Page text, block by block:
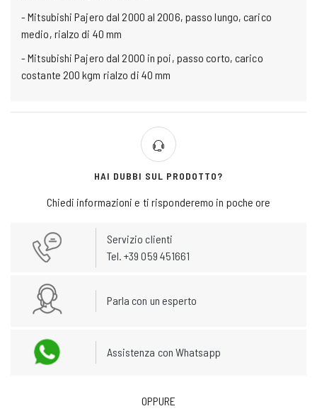
- Mitsubishi Pajero dal 2000 al 2006, passo lungo, carico
medio, rialzo di 40 mm
- Mitsubishi Pajero dal 2000 in poi, passo corto, carico
costante 200 kgm rialzo di 40 mm
HAI DUBBI SUL PRODOTTO?
Chiedi informazioni e ti risponderemo in poche ore
Servizio clienti
Tel. +39 059 451661
Parla con un esperto
Assistenza con Whatsapp
OPPURE